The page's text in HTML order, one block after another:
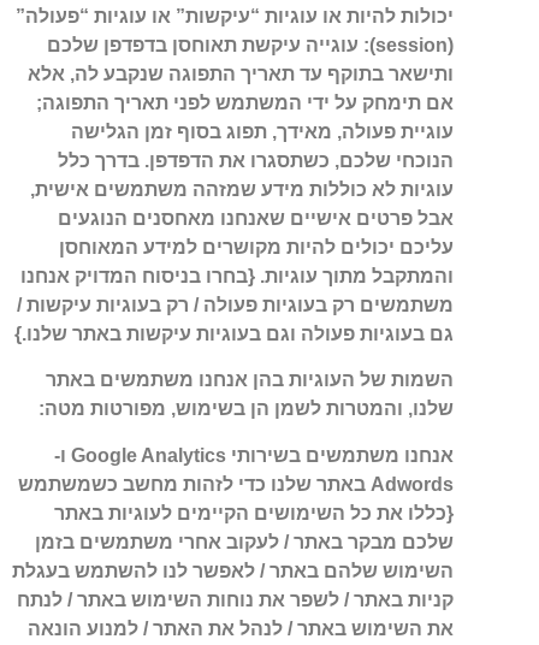
יכולות להיות או עוגיות “עיקשות” או עוגיות “פעולה”
(session): עוגייה עיקשת תאוחסן בדפדפן שלכם
ותישאר בתוקף עד תאריך התפוגה שנקבע לה, אלא
אם תימחק על ידי המשתמש לפני תאריך התפוגה;
עוגיית פעולה, מאידך, תפוג בסוף זמן הגלישה
הנוכחי שלכם, כשתסגרו את הדפדפן. בדרך כלל
עוגיות לא כוללות מידע שמזהה משתמשים אישית,
אבל פרטים אישיים שאנחנו מאחסנים הנוגעים
עליכם יכולים להיות מקושרים למידע המאוחסן
והמתקבל מתוך עוגיות. {בחרו בניסוח המדויק אנחנו
משתמשים רק בעוגיות פעולה / רק בעוגיות עיקשות /
גם בעוגיות פעולה וגם בעוגיות עיקשות באתר שלנו.}
השמות של העוגיות בהן אנחנו משתמשים באתר
שלנו, והמטרות לשמן הן בשימוש, מפורטות מטה:
אנחנו משתמשים בשירותי Google Analytics ו-
Adwords באתר שלנו כדי לזהות מחשב כשמשתמש
{כללו את כל השימושים הקיימים לעוגיות באתר
שלכם מבקר באתר / לעקוב אחרי משתמשים בזמן
השימוש שלהם באתר / לאפשר לנו להשתמש בעגלת
קניות באתר / לשפר את נוחות השימוש באתר / לנתח
את השימוש באתר / לנהל את האתר / למנוע הונאה